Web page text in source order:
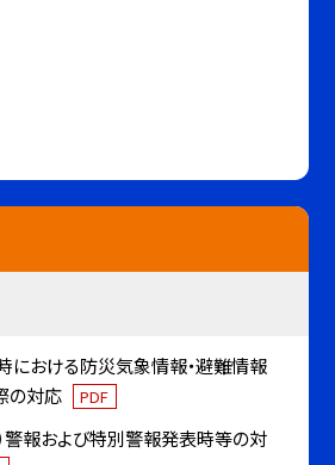
における防災気象情報・避難情報
の対応
PDF
警報および特別警報発表時等の対